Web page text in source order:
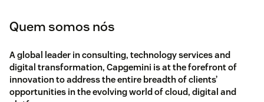
Quem somos nós
A global leader in consulting, technology services and
digital transformation, Capgemini is at the forefront of
innovation to address the entire breadth of clients’
opportunities in the evolving world of cloud, digital and